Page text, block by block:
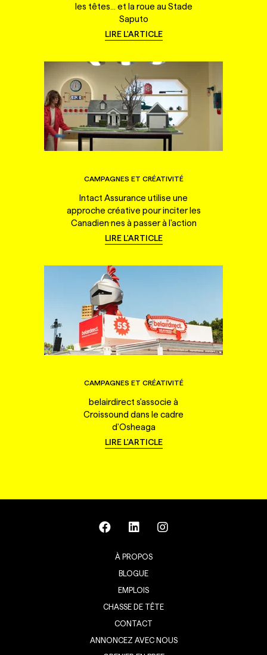
les têtes... et la roue au Stade
Saputo
LIRE L'ARTICLE
CAMPAGNES ET CRÉATIVITÉ
Intact Assurance utilise une
approche créative pour inciter les
Canadien·nes à passer à l'action
LIRE L'ARTICLE
CAMPAGNES ET CRÉATIVITÉ
belairdirect s'associe à
Croissound dans le cadre
d'Osheaga
LIRE L'ARTICLE
À PROPOS
BLOGUE
EMPLOIS
CHASSE DE TÊTE
CONTACT
ANNONCEZ AVEC NOUS